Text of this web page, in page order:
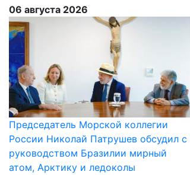
06 августа 2026
Председатель Морской коллегии
России Николай Патрушев обсудил с
руководством Бразилии мирный
атом, Арктику и ледоколы